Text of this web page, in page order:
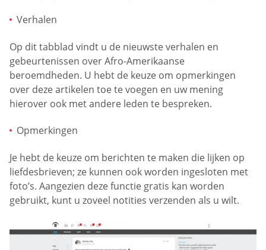
Verhalen
Op dit tabblad vindt u de nieuwste verhalen en
gebeurtenissen over Afro-Amerikaanse
beroemdheden. U hebt de keuze om opmerkingen
over deze artikelen toe te voegen en uw mening
hierover ook met andere leden te bespreken.
Opmerkingen
Je hebt de keuze om berichten te maken die lijken op
liefdesbrieven; ze kunnen ook worden ingesloten met
foto’s. Aangezien deze functie gratis kan worden
gebruikt, kunt u zoveel notities verzenden als u wilt.